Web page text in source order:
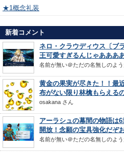
★1概念礼装
新着コメント
ネロ・クラウディウス〔ブ
王可愛すぎるんじゃあああ
名前が無い＠ただの名無しのよ
黄金の果実が尽きた！！最
布がない限り林檎もらえる
osakana さん
アーラシュの幕間の物語は
開放！念願の宝具強化だぞ
名前が無い＠ただの名無しのよ